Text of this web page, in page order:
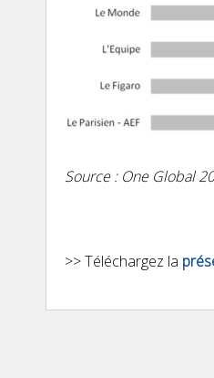
Source : One Global
>> Téléchargez la